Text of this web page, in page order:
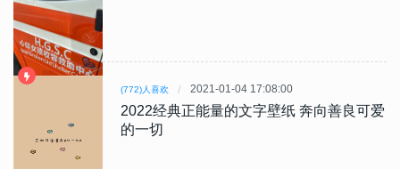
(772)人喜欢 2021-01-04 17:08:00
2022经典正能量的文字壁纸 奔向善良可爱
的一切